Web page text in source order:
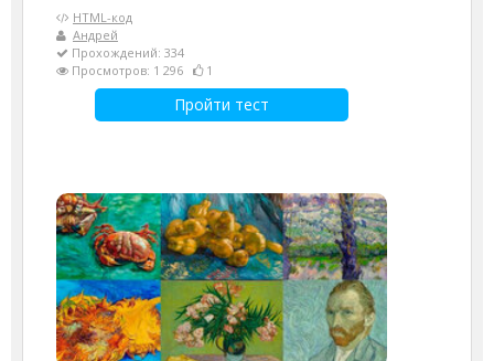
HTML-код
Андрей
Прохождений: 334
Просмотров: 1 296
1
Пройти тест